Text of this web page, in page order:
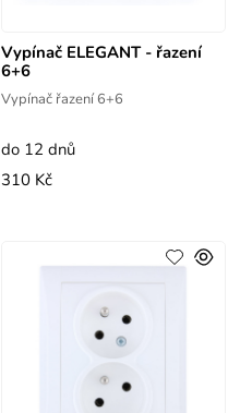
Vypínač ELEGANT - řazení
6+6
Vypínač řazení 6+6
do 12 dnů
310 Kč